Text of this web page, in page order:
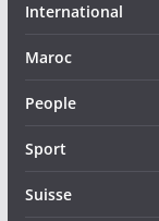
International
Maroc
People
Sport
Suisse